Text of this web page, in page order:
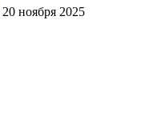
20 ноября 2025